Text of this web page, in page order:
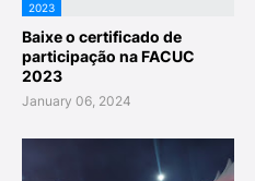
2023
Baixe o certificado de
participação na FACUC
2023
January 06, 2024